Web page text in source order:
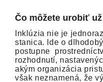
Čo môžete urobiť
Inklúzia nie je
stanica. Ide o
postupne
rozhodnutí,
akým organizácia
však neznamená, že